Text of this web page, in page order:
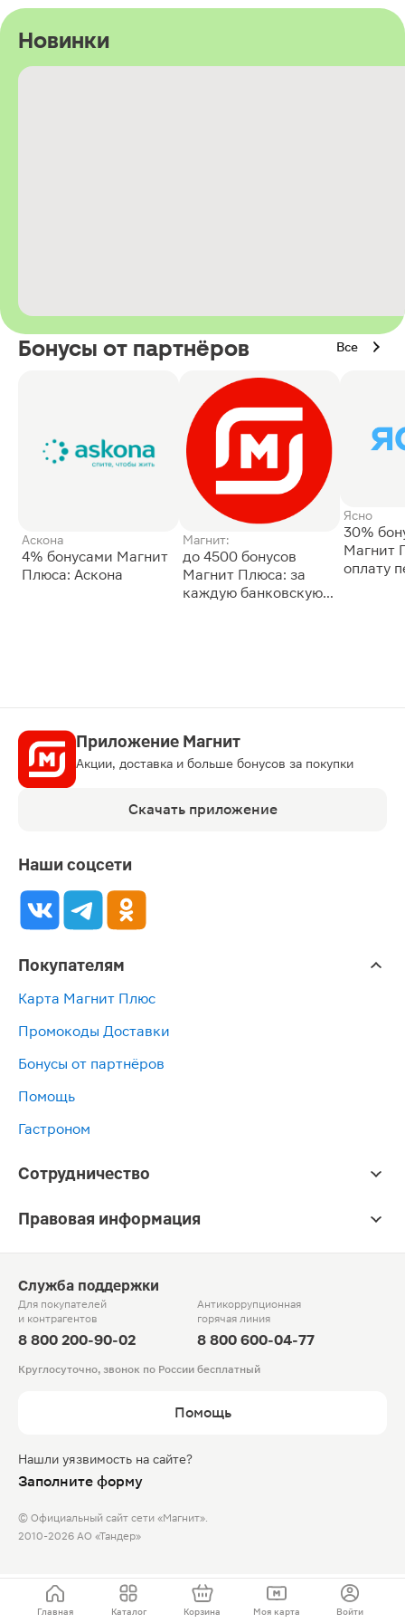
Новинки
Бонусы от партнёров Все
Аскона
4% бонусами Магнит
Плюса: Аскона
Магнит:
до 4500 бонусов
Магнит Плюса: за
каждую банковскую
Ясно
30%
Магнит
оплату
Приложение Магнит
Акции, доставка и больше бонусов за покупки
Скачать приложение
Наши соцсети
Покупателям
Карта Магнит Плюс
Промокоды Доставки
Бонусы от партнёров
Помощь
Гастроном
Сотрудничество
Правовая информация
Служба поддержки
Для покупателей
и контрагентов
8 800 200-90-02
Антикоррупционная
горячая линия
8 800 600-04-77
Круглосуточно, звонок по России бесплатный
Помощь
Нашли уязвимость на сайте?
Заполните форму
© Официальный сайт сети «Магнит».
2010-2026 АО «Тандер»
Главная Каталог Корзина Моя карта Войти